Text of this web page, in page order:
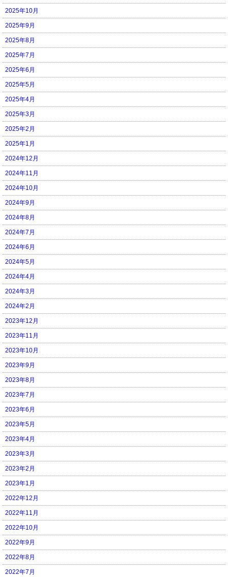
2025年10月
2025年9月
2025年8月
2025年7月
2025年6月
2025年5月
2025年4月
2025年3月
2025年2月
2025年1月
2024年12月
2024年11月
2024年10月
2024年9月
2024年8月
2024年7月
2024年6月
2024年5月
2024年4月
2024年3月
2024年2月
2023年12月
2023年11月
2023年10月
2023年9月
2023年8月
2023年7月
2023年6月
2023年5月
2023年4月
2023年3月
2023年2月
2023年1月
2022年12月
2022年11月
2022年10月
2022年9月
2022年8月
2022年7月